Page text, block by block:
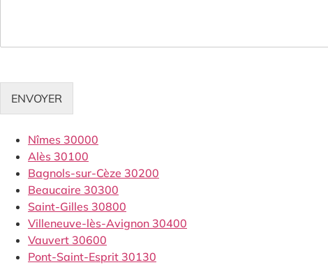
ENVOYER
Nîmes 30000
Alès 30100
Bagnols-sur-Cèze 30200
Beaucaire 30300
Saint-Gilles 30800
Villeneuve-lès-Avignon 30400
Vauvert 30600
Pont-Saint-Esprit 30130